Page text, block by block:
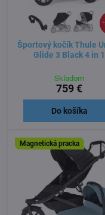
Športový kočík Thule
Glide 3 Black 4 in 1
Skladom
759 €
Do košíka
Magnetická pracka